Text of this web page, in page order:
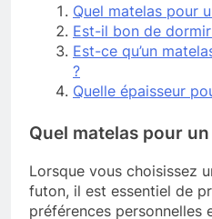
Quel matelas pour
Est-il bon de
Est-ce qu’un
?
Quelle épaisseur
Quel matelas pour
Lorsque vous choisissez
futon, il est essentiel de
préférences